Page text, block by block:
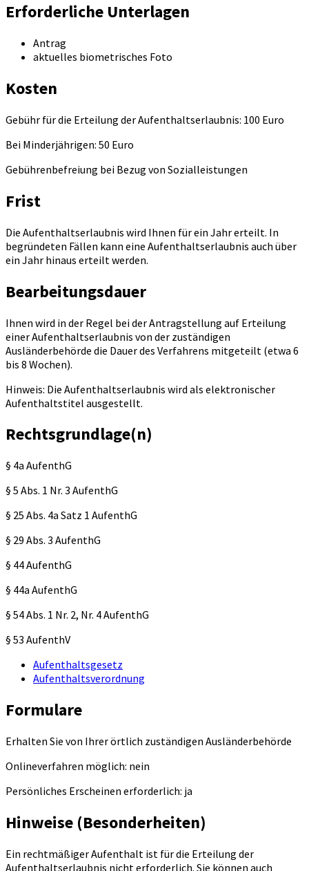
Erforderliche Unterlagen
Antrag
aktuelles biometrisches Foto
Kosten
Gebühr für die Erteilung der Aufenthaltserlaubnis: 100 Euro
Bei Minderjährigen: 50 Euro
Gebührenbefreiung bei Bezug von Sozialleistungen
Frist
Die Aufenthaltserlaubnis wird Ihnen für ein Jahr erteilt. In
begründeten Fällen kann eine Aufenthaltserlaubnis auch über
ein Jahr hinaus erteilt werden.
Bearbeitungsdauer
Ihnen wird in der Regel bei der Antragstellung auf Erteilung
einer Aufenthaltserlaubnis von der zuständigen
Ausländerbehörde die Dauer des Verfahrens mitgeteilt (etwa 6
bis 8 Wochen).
Hinweis: Die Aufenthaltserlaubnis wird als elektronischer
Aufenthaltstitel ausgestellt.
Rechtsgrundlage(n)
§ 4a AufenthG
§ 5 Abs. 1 Nr. 3 AufenthG
§ 25 Abs. 4a Satz 1 AufenthG
§ 29 Abs. 3 AufenthG
§ 44 AufenthG
§ 44a AufenthG
§ 54 Abs. 1 Nr. 2, Nr. 4 AufenthG
§ 53 AufenthV
Aufenthaltsgesetz
Aufenthaltsverordnung
Formulare
Erhalten Sie von Ihrer örtlich zuständigen Ausländerbehörde
Onlineverfahren möglich: nein
Persönliches Erscheinen erforderlich: ja
Hinweise (Besonderheiten)
Ein rechtmäßiger Aufenthalt ist für die Erteilung der
Aufenthaltserlaubnis nicht erforderlich. Sie können auch